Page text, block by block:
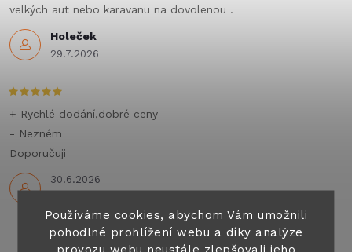
Používáme cookies, abychom Vám umožnili
pohodlné prohlížení webu a díky analýze
provozu webu neustále zlepšovali jeho
Holeček
29.7.2026
velkých aut nebo karavanu na dovolenou .
30.6.2026
+ Rychlé dodání,dobré ceny
- Nezném
Doporučuji